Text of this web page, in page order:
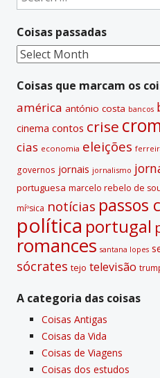
a
t
i
v
for:
Coisas passadas
Coisas
Coisas que marcam os
américa antónio costa bancos
cinema contos crise
cias economia eleições
governos jornais jornalismo
portuguesa marcelo rebelo de
míºsica notí­cias passos
polí­tica portugal
romances santana lopes
sócrates tejo televisão
A categoria das coisas
Coisas Antigas
Coisas da Vida
Coisas de Viagens
Coisas dos estudos